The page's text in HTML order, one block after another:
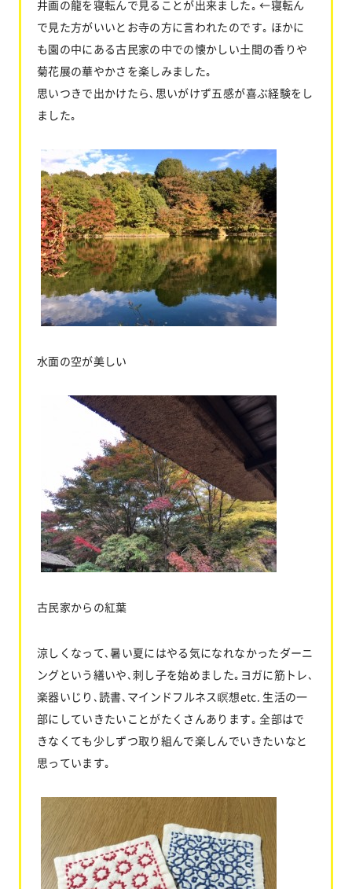
井画の龍を寝転んで見ることが出来ました｡ ←寝転ん
で見た方がいいとお寺の方に言われたのです｡ ほかに
も園の中にある古民家の中での懐かしい土間の香りや
菊花展の華やかさを楽しみました｡
思いつきで出かけたら､思いがけず五感が喜ぶ経験をし
ました｡
水面の空が美しい
古民家からの紅葉
涼しくなって､暑い夏にはやる気になれなかったダーニ
ングという繕いや､刺し子を始めました｡ヨガに筋トレ､
楽器いじり､読書､マインドフルネス瞑想etc. 生活の一
部にしていきたいことがたくさんあります｡ 全部はで
きなくても少しずつ取り組んで楽しんでいきたいなと
思っています｡